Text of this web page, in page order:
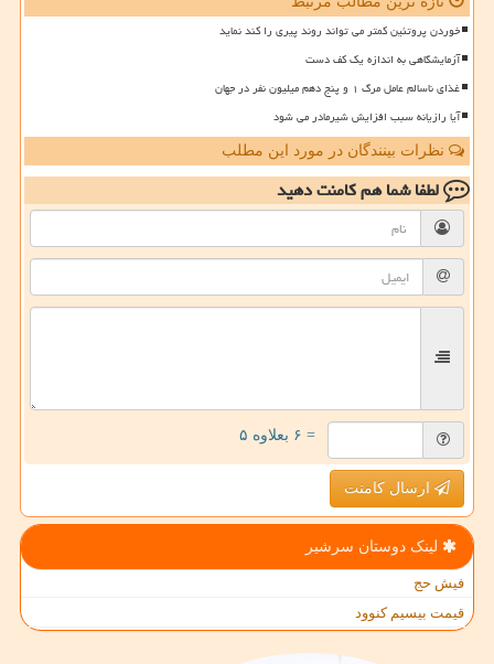
خوردن پروتئین کمتر می تواند روند پیری را کند نماید
آزمایشگاهی به اندازه یک کف دست
غذای ناسالم عامل مرگ ۱ و پنج دهم میلیون نفر در جهان
آیا رازیانه سبب افزایش شیرمادر می شود
نظرات بینندگان در مورد این مطلب
لطفا شما همکامنت دهید
= ۶ بعلاوه ۵
ارسال کامنت
لینک دوستان سرشیر
فیش حج
قیمت بیسیم کنوود